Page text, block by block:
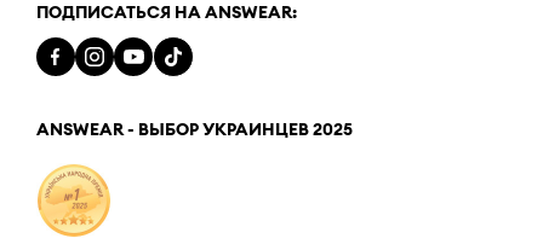
ПОДПИСАТЬСЯ НА ANSWEAR:
ANSWEAR - ВЫБОР УКРАИНЦЕВ 2025